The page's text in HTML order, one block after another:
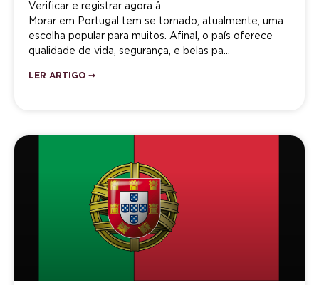
Verificar e registrar agora â
Morar em Portugal tem se tornado, atualmente, uma
escolha popular para muitos. Afinal, o país oferece
qualidade de vida, segurança, e belas pa…
LER ARTIGO ➙